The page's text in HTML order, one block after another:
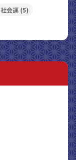
社会運 (5)